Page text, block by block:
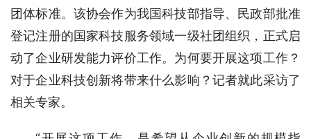
团体标准。该协会作为我国科技部指导、民政部批准
登记注册的国家科技服务领域一级社团组织，正式启
动了企业研发能力评价工作。为何要开展这项工作？
对于企业科技创新将带来什么影响？记者就此采访了
相关专家。